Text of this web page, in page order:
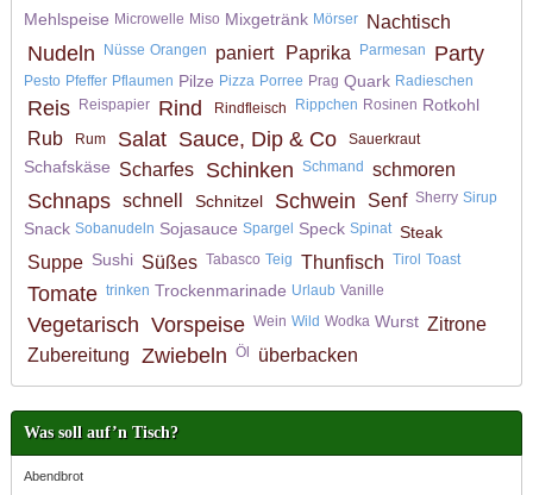
Mehlspeise Microwelle Miso Mixgetränk Mörser Nachtisch
Nudeln Nüsse Orangen paniert Paprika Parmesan Party
Pesto Pfeffer Pflaumen Pilze Pizza Porree Prag Quark Radieschen
Reis Reispapier Rind Rindfleisch Rippchen Rosinen Rotkohl
Rub Rum Salat Sauce, Dip & Co Sauerkraut
Schafskäse Scharfes Schinken Schmand schmoren
Schnaps schnell Schnitzel Schwein Senf Sherry Sirup
Snack Sobanudeln Sojasauce Spargel Speck Spinat Steak
Suppe Sushi Süßes Tabasco Teig Thunfisch Tirol Toast
Tomate trinken Trockenmarinade Urlaub Vanille
Vegetarisch Vorspeise Wein Wild Wodka Wurst Zitrone
Zubereitung
Zwiebeln Öl überbacken
Was soll auf’n Tisch?
Abendbrot